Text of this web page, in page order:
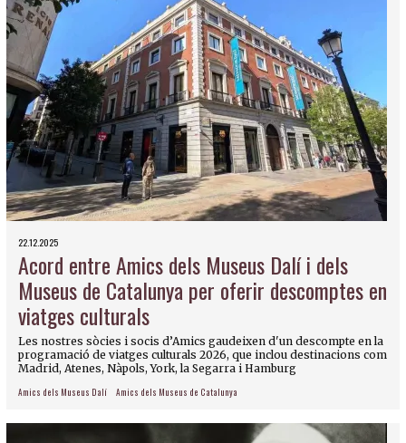
22.12.2025
Acord entre Amics dels Museus Dalí i dels
Museus de Catalunya per oferir descomptes en
viatges culturals
Les nostres sòcies i socis d’Amics gaudeixen d'un descompte en la
programació de viatges culturals 2026, que inclou destinacions com
Madrid, Atenes, Nàpols, York, la Segarra i Hamburg
Amics dels Museus Dalí Amics dels Museus de Catalunya